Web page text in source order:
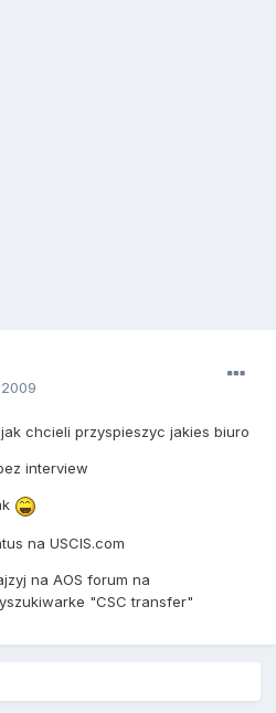
chcieli przyspieszyc jakies biuro
interview
na USCIS.com
na AOS forum na
"CSC transfer"